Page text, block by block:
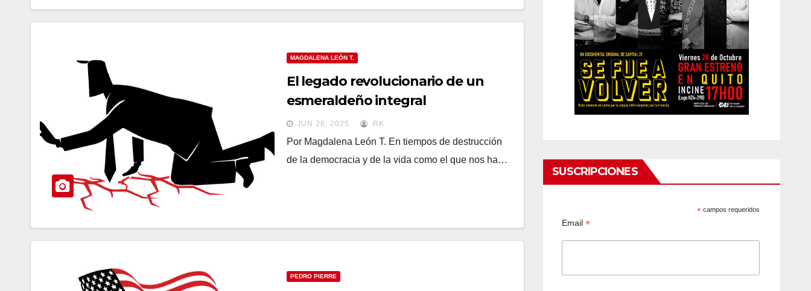
MAGDALENA LEÓN T.
El legado revolucionario de un
esmeraldeño integral
JUN 26, 2025 RK
Por Magdalena León T. En tiempos de destrucción
de la democracia y de la vida como el que nos ha…
PEDRO PIERRE
SUSCRIPCIONES
* campos requeridos
Email *